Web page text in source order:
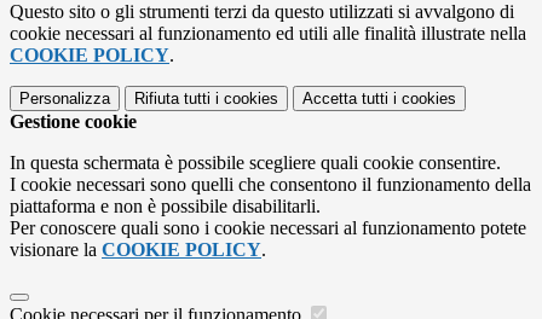
Questo sito o gli strumenti terzi da questo utilizzati si avvalgono di
cookie necessari al funzionamento ed utili alle finalità illustrate nella
COOKIE POLICY.
Personalizza Rifiuta tutti i cookies Accetta tutti i cookies
Gestione cookie
In questa schermata è possibile scegliere quali cookie consentire.
I cookie necessari sono quelli che consentono il funzionamento della
piattaforma e non è possibile disabilitarli.
Per conoscere quali sono i cookie necessari al funzionamento potete
visionare la COOKIE POLICY.